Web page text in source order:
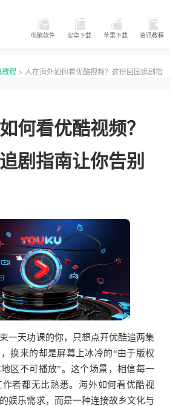
电脑软件 安卓下载 苹果下载 资讯教程
教程 > 人在海外如何看优酷视频？这份回国追剧指
何看优酷视频？
剧指南让你告别
一天功课的你，只想点开优酷追两集
换来的却是屏幕上冰冷的“由于版权
区不可播放”。这个场景，相信每一
者都无比熟悉。海外如何看优酷视
娱乐需求，而是一种连接故乡文化与